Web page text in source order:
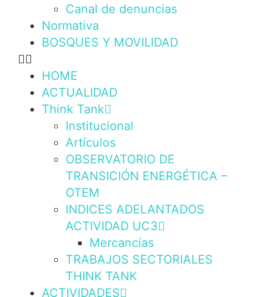
Canal de denuncias
Normativa
BOSQUES Y MOVILIDAD
HOME
ACTUALIDAD
Think Tank
Institucional
Artículos
OBSERVATORIO DE
TRANSICIÓN ENERGÉTICA –
OTEM
INDICES ADELANTADOS
ACTIVIDAD UC3
Mercancías
TRABAJOS SECTORIALES
THINK TANK
ACTIVIDADES